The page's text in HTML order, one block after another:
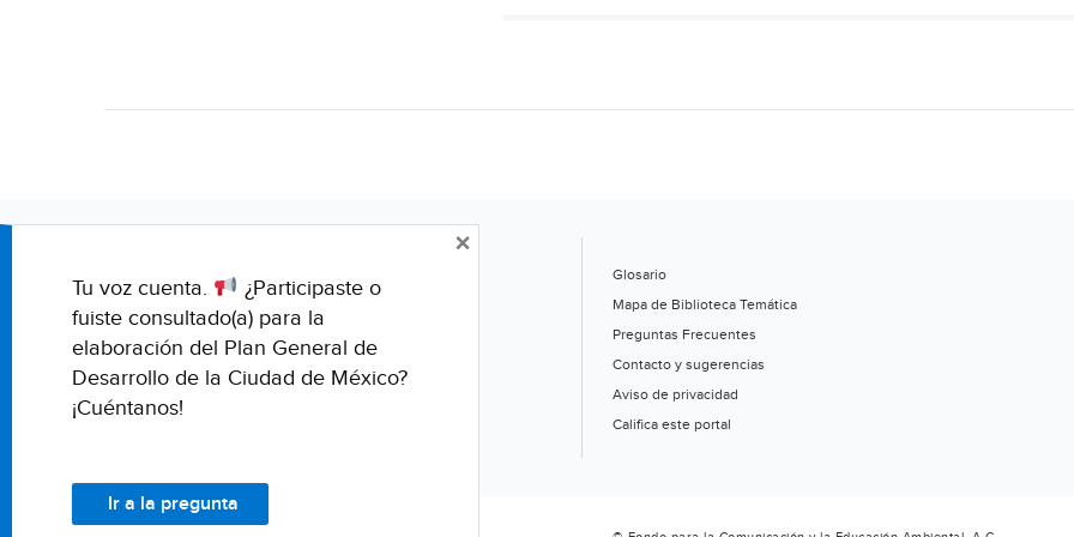
Glosario
Mapa de Biblioteca Temática
Preguntas Frecuentes
Contacto y sugerencias
Aviso de privacidad
Califica este portal
Tu voz cuenta.
¿Participaste o
fuiste consultado(a) para la
elaboración del Plan General de
Desarrollo de la Ciudad de México?
¡Cuéntanos!
Ir a la pregunta
×